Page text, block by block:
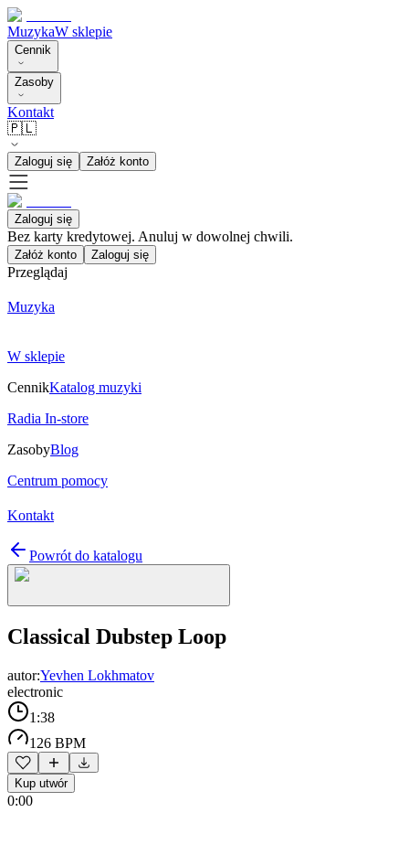
MuzykaW sklepie
Cennik
Zasoby
Kontakt
🇵🇱
Zaloguj się Załóż konto
Zaloguj się
Bez karty kredytowej. Anuluj w dowolnej chwili.
Załóż konto Zaloguj się
Przeglądaj
Muzyka
W sklepie
CennikKatalog muzyki
Radia In-store
ZasobyBlog
Centrum pomocy
Kontakt
Powrót do katalogu
Classical Dubstep Loop
autor:Yevhen Lokhmatov
electronic
1:38
126 BPM
Kup utwór
0:00